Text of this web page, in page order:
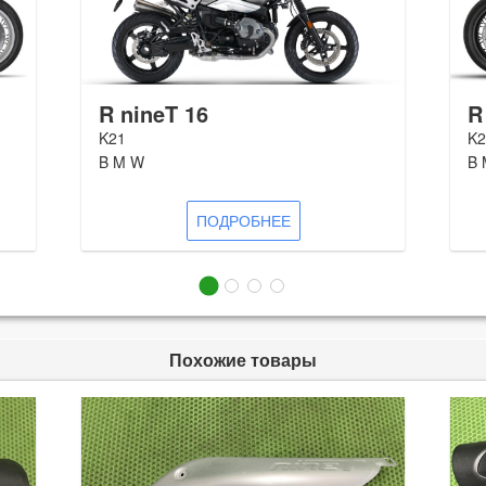
R nineT 16
K21
B M W
ПОДРОБНЕЕ
B
Похожие товары